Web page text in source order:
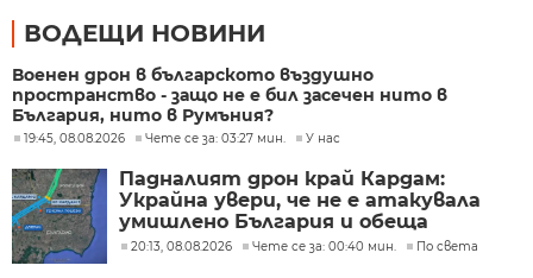
ВОДЕЩИ НОВИНИ
Военен дрон в българското въздушно
пространство - защо не е бил засечен нито в
България, нито в Румъния?
19:45, 08.08.2026 Чете се за: 03:27 мин. У нас
Падналият дрон край Кардам:
Украйна увери, че не е атакувала
умишлено България и обеща
разследване
20:13, 08.08.2026 Чете се за: 00:40 мин. По света